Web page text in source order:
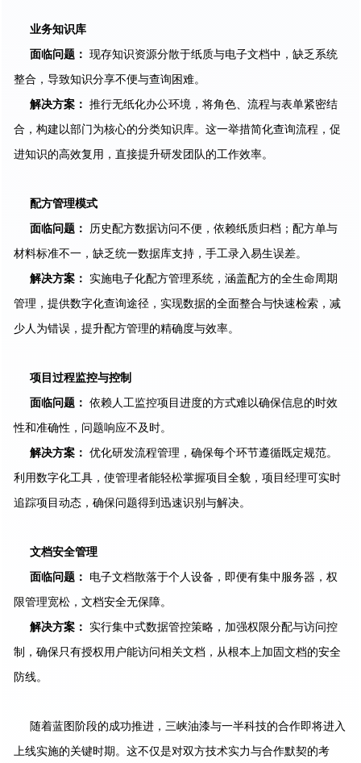
业务知识库
面临问题： 现存知识资源分散于纸质与电子文档中，缺乏系统
整合，导致知识分享不便与查询困难。
解决方案： 推行无纸化办公环境，将角色、流程与表单紧密结
合，构建以部门为核心的分类知识库。这一举措简化查询流程，促
进知识的高效复用，直接提升研发团队的工作效率。
配方管理模式
面临问题 ： 历史配方数据访问不便，依赖纸质归档；配方单与
材料标准不一，缺乏统一数据库支持，手工录入易生误差。
解决方案 ： 实施电子化配方管理系统，涵盖配方的全生命周期
管理，提供数字化查询途径，实现数据的全面整合与快速检索，减
少人为错误，提升配方管理的精确度与效率。
项目过程监控与控制
面临问题 ： 依赖人工监控项目进度的方式难以确保信息的时效
性和准确性，问题响应不及时。
解决方案 ： 优化研发流程管理，确保每个环节遵循既定规范。
利用数字化工具，使管理者能轻松掌握项目全貌，项目经理可实时
追踪项目动态，确保问题得到迅速识别与解决。
文档安全管理
面临问题 ： 电子文档散落于个人设备，即便有集中服务器，权
限管理宽松，文档安全无保障。
解决方案 ： 实行集中式数据管控策略，加强权限分配与访问控
制，确保只有授权用户能访问相关文档，从根本上加固文档的安全
防线。
随着蓝图阶段的成功推进，三峡油漆与一半科技的合作即将进入
上线实施的关键时期。这不仅是对双方技术实力与合作默契的考